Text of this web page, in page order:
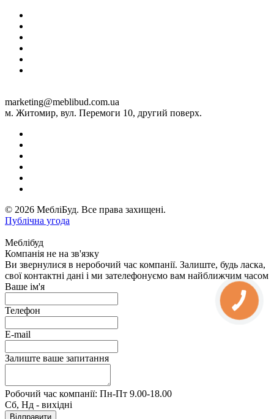
marketing@meblibud.com.ua
м. Житомир, вул. Перемоги 10, другий поверх.
© 2026 МебліБуд. Все права захищені.
Публічна угода
Меблібуд
Компанія не на зв'язку
Ви звернулися в неробочий час компанії. Залиште, будь ласка,
свої контактні дані і ми зателефонуємо вам найближчим часом
Ваше ім'я
Телефон
E-mail
Залиште ваше запитання
Робочий час компанії: Пн-Пт 9.00-18.00
Сб, Нд - вихідні